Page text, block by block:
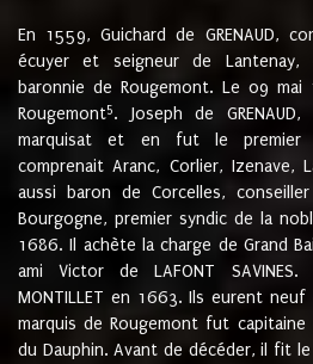
En 1559, Guichard de GRENAUD,
écuyer et seigneur de
baronnie de Rougemont. Le 09
Rougemont5. Joseph de
marquisat et en fut le premier
comprenait Aranc, Corlier, Izenave,
aussi baron de Corcelles,
Bourgogne, premier syndic de la
1686. Il achète la charge de Grand
ami Victor de LAFONT
MONTILLET en 1663. Ils eurent neuf
marquis de Rougemont fut capitaine
du Dauphin. Avant de décéder, il fit